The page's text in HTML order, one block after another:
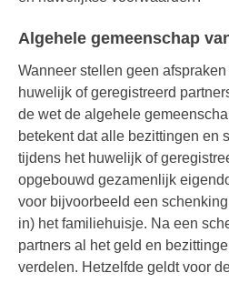
Algehele gemeenschap
Wanneer stellen geen
huwelijk of geregistreerd
de wet de algehele
betekent dat alle bezittingen en
tijdens het huwelijk of
opgebouwd gezamenlijk
voor bijvoorbeeld een
in) het familiehuisje. Na een
partners al het geld en
verdelen. Hetzelfde geldt voor